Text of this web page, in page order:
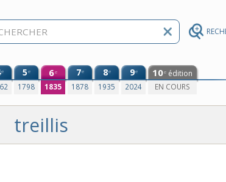
e 5e
1798
6e
1835
7e
1878
8e
1935
9e
2024
10e édition
EN COURS
treillis